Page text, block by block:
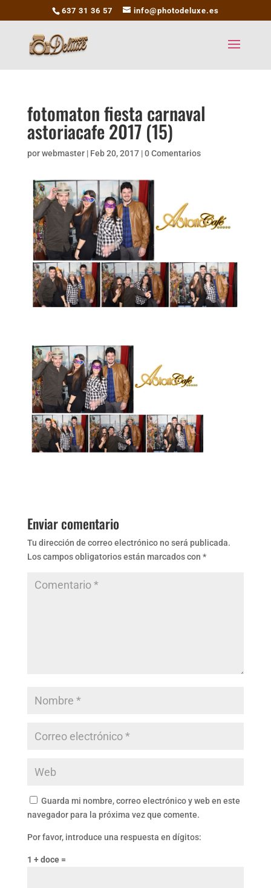
637 31 36 57 info@photodeluxe.es
fotomaton fiesta carnaval
astoriacafe 2017 (15)
porwebmaster| Feb 20, 2017|0 Comentarios
Enviar comentario
Tu dirección de correo electrónico no será publicada.
Los campos obligatorios están marcados con *
Guarda mi nombre, correo electrónico y web en este
navegador para la próxima vez que comente.
Por favor, introduce una respuesta en dígitos:
1 + doce =